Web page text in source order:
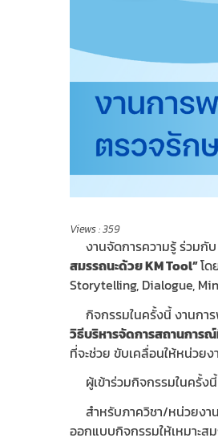
Views :359
งานจัดการความรู้ ร่วมกั
สมรรถนะด้วยKM Tool”โด
Storytelling, Dialogue,
กิจกรรมในครั้งนี้ งานกา
วิธีบริหารจัดการสถานการ
ที่จะช่วย ขับเคลื่อนให้หน่วย
ผู้เข้าร่วมกิจกรรมในครั้ง
สำหรับภาควิชา/หน่วยงาน
ออกแบบกิจกรรมให้เหมาะ